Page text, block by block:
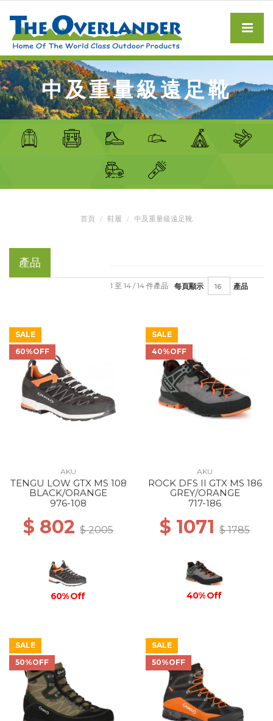
中及重量級遠足靴
首頁 鞋履 中及重量級遠足靴
產品
每頁顯示 產品
1 至 14 / 14 件產品
SALE
60%OFF
AKU
TENGU LOW GTX MS 108
BLACK/ORANGE
976-108
$ 802 $ 2005
60% Off
SALE
40%OFF
AKU
ROCK DFS II GTX MS 186
GREY/ORANGE
717-186
$ 1071 $ 1785
40% Off
SALE
50%OFF
SALE
50%OFF